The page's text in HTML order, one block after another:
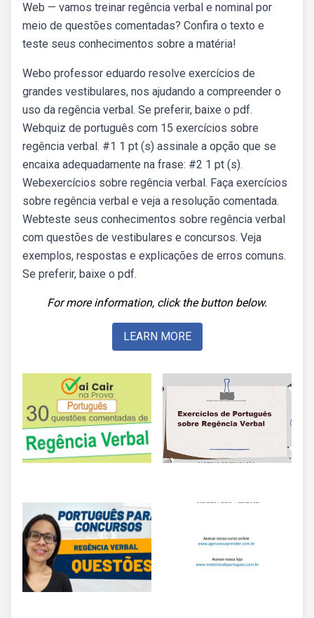
Web — vamos treinar regência verbal e nominal por
meio de questões comentadas? Confira o texto e
teste seus conhecimentos sobre a matéria!
Webo professor eduardo resolve exercícios de
grandes vestibulares, nos ajudando a compreender o
uso da regência verbal. Se preferir, baixe o pdf.
Webquiz de português com 15 exercícios sobre
regência verbal. #1 1 pt (s) assinale a opção que se
encaixa adequadamente na frase: #2 1 pt (s).
Webexercícios sobre regência verbal. Faça exercícios
sobre regência verbal e veja a resolução comentada.
Webteste seus conhecimentos sobre regência verbal
com questões de vestibulares e concursos. Veja
exemplos, respostas e explicações de erros comuns.
Se preferir, baixe o pdf.
For more information, click the button below.
LEARN MORE